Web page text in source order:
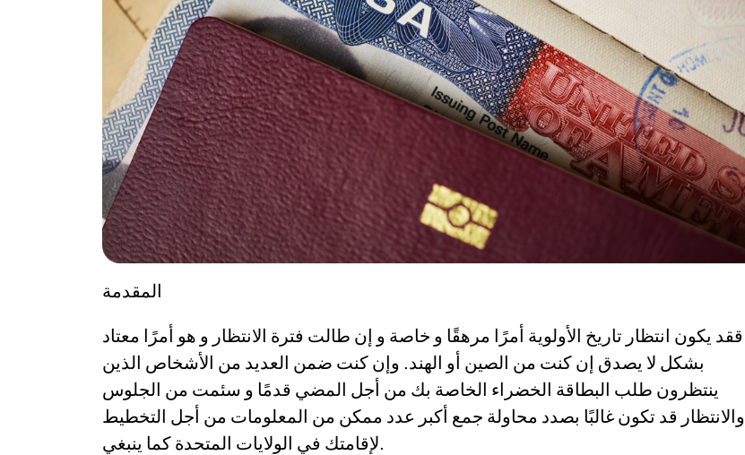
المقدمة
ققد يكون انتظار تاريخ الأولوية أمرًا مرهقًا و خاصة و إن طالت فترة الانتظار و هو أمرًا معتاد
بشكل لا يصدق إن كنت من الصين أو الهند. وإن كنت ضمن العديد من الأشخاص الذين
ينتظرون طلب البطاقة الخضراء الخاصة بك من أجل المضي قدمًا و سئمت من الجلوس
والانتظار قد تكون غالبًا بصدد محاولة جمع أكبر عدد ممكن من المعلومات من أجل التخطيط
لإقامتك في الولايات المتحدة كما ينبغي.